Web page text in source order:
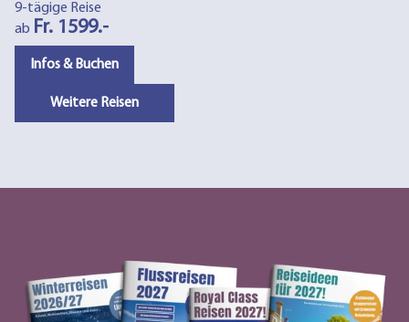
9-tägige Reise
ab Fr. 1599.-
Infos & Buchen
Weitere Reisen